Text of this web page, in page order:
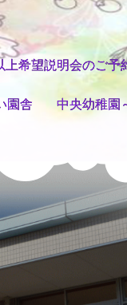
上希望説明会のご予
園舎 中央幼稚園